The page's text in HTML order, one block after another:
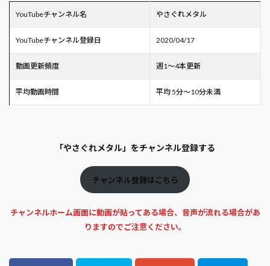
YouTubeチャンネル名 やさぐれメタル
YouTubeチャンネル登録日 2020/04/17
動画更新頻度 週1～4本更新
平均動画時間 平均 5分～10分未満
「やさぐれメタル」をチャンネル登録する
チャンネル登録はこちら
チャンネルホーム画面に動画が貼ってある場合、音声が流れる場合があ
りますのでご注意ください。